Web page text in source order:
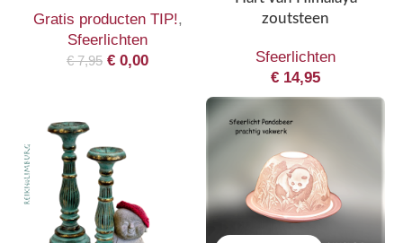
Gratis producten TIP!,
Sfeerlichten
€7,95 € 0,00
zoutsteen
Sfeerlichten
€ 14,95